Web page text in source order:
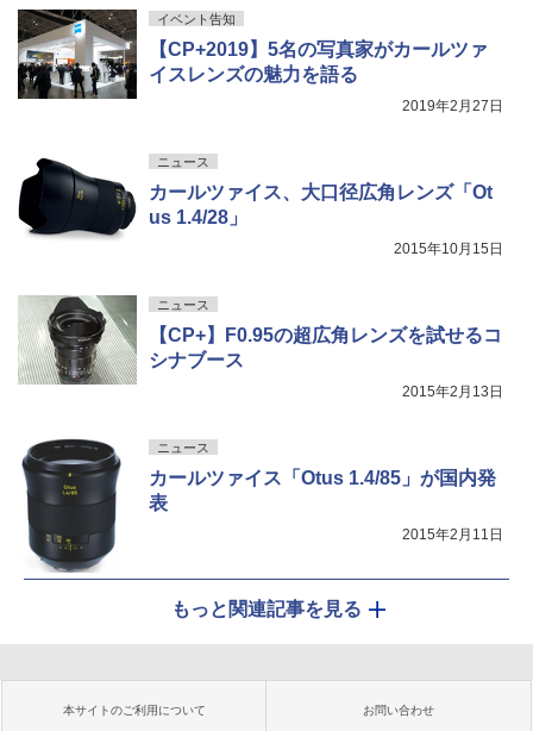
イベント告知
【CP+2019】5名の写真家がカールツァ
イスレンズの魅力を語る
2019年2月27日
ニュース
カールツァイス、大口径広角レンズ「Ot
us 1.4/28」
2015年10月15日
ニュース
【CP+】F0.95の超広角レンズを試せるコ
シナブース
2015年2月13日
ニュース
カールツァイス「Otus 1.4/85」が国内発
表
2015年2月11日
もっと関連記事を見る
本サイトのご利用について お問い合わせ